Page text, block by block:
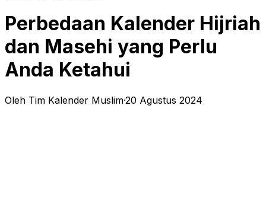
Perbedaan Kalender Hijriah
dan Masehi yang Perlu
Anda Ketahui
Oleh Tim Kalender Muslim·20 Agustus 2024